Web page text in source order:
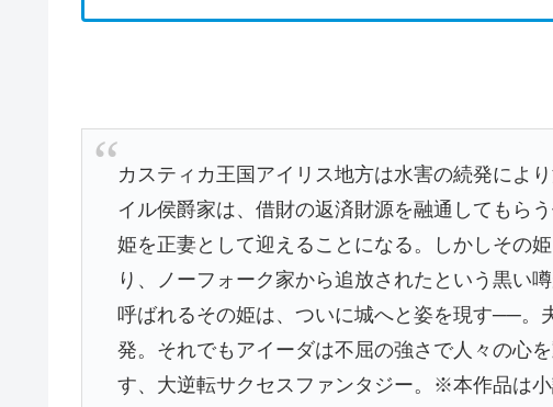
カスティカ王国アイリス地方は水害の続発によ
イル侯爵家は、借財の返済財源を融通してもら
姫を正妻として迎えることになる。しかしその
り、ノーフォーク家から追放されたという黒い
呼ばれるその姫は、ついに城へと姿を現す──。
発。それでもアイーダは不屈の強さで人々の心
す、大逆転サクセスファンタジー。※本作品は